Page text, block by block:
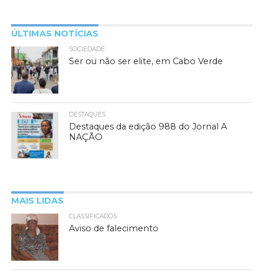
ÚLTIMAS NOTÍCIAS
SOCIEDADE
Ser ou não ser elite, em Cabo Verde
DESTAQUES
Destaques da edição 988 do Jornal A
NAÇÃO
MAIS LIDAS
CLASSIFICADOS
Aviso de falecimento